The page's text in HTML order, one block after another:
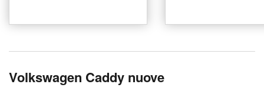
Volkswagen Caddy nuove